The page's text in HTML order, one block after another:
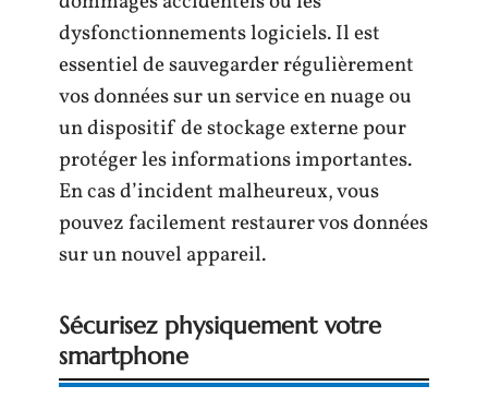
dysfonctionnements logiciels. Il est
essentiel de sauvegarder régulièrement
vos données sur un service en nuage ou
un dispositif de stockage externe pour
protéger les informations importantes.
En cas d’incident malheureux, vous
pouvez facilement restaurer vos données
sur un nouvel appareil.
Sécurisez physiquement votre
smartphone